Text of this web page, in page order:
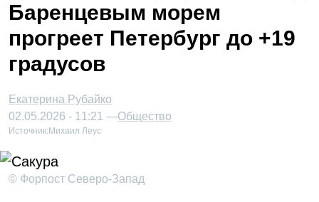
Баренцевым морем
прогреет Петербург до +19
градусов
Екатерина Рубайко
02.05.2026 - 11:21 —Общество
Источник: Михаил Леус
© Форпост Северо-Запад